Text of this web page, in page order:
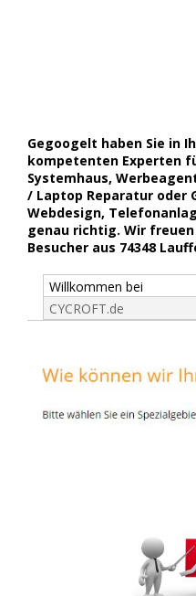
Gegoogelt haben Sie in
kompetenten Experten
Systemhaus,
/ Laptop Reparatur oder
Webdesign,
genau richtig. Wir
Besucher aus 74348
Willkommen bei
CYCROFT.de